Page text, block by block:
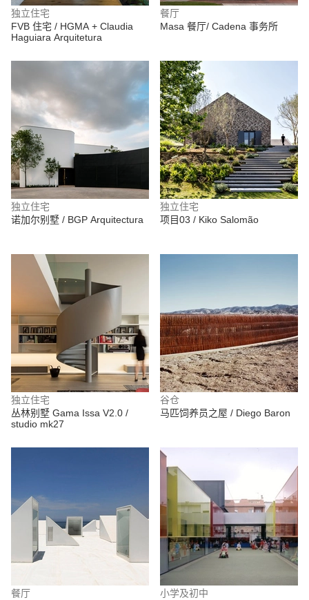
独立住宅
FVB 住宅 / HGMA + Claudia
Haguiara Arquitetura
餐厅
Masa 餐厅/ Cadena 事务所
独立住宅
诺加尔别墅 / BGP Arquitectura
独立住宅
项目03 / Kiko Salomão
独立住宅
丛林别墅 Gama Issa V2.0 /
studio mk27
谷仓
马匹饲养员之屋 / Diego Baron
餐厅
小学及初中